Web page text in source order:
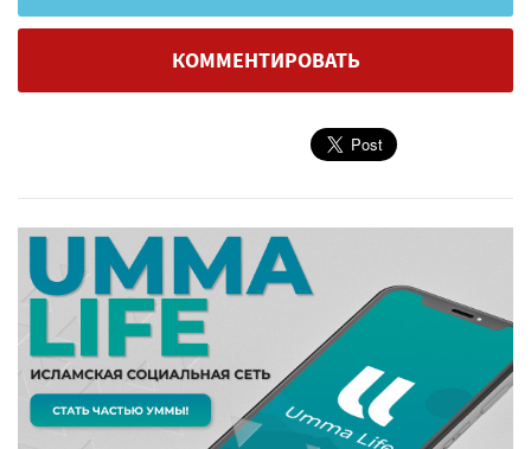
КОММЕНТИРОВАТЬ